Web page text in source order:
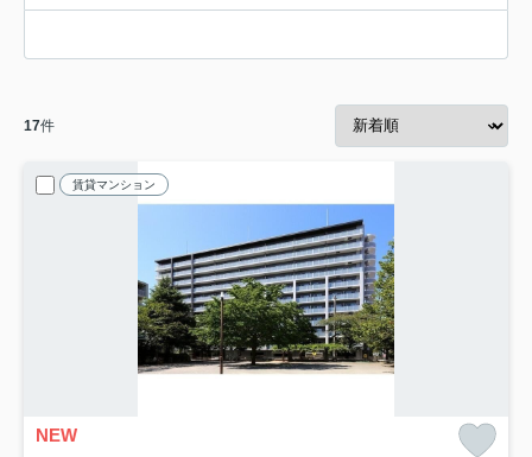
17件
賃貸マンション
NEW